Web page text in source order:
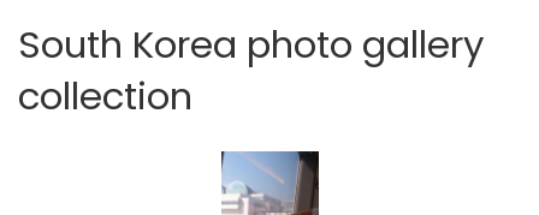
South Korea photo gallery
collection